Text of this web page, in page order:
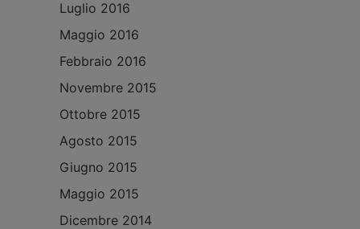
Luglio 2016
Maggio 2016
Febbraio 2016
Novembre 2015
Ottobre 2015
Agosto 2015
Giugno 2015
Maggio 2015
Dicembre 2014